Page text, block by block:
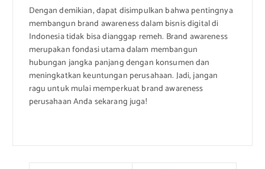
Dengan demikian, dapat disimpulkan bahwa pentingnya
membangun brand awareness dalam bisnis digital di
Indonesia tidak bisa dianggap remeh. Brand awareness
merupakan fondasi utama dalam membangun
hubungan jangka panjang dengan konsumen dan
meningkatkan keuntungan perusahaan. Jadi, jangan
ragu untuk mulai memperkuat brand awareness
perusahaan Anda sekarang juga!